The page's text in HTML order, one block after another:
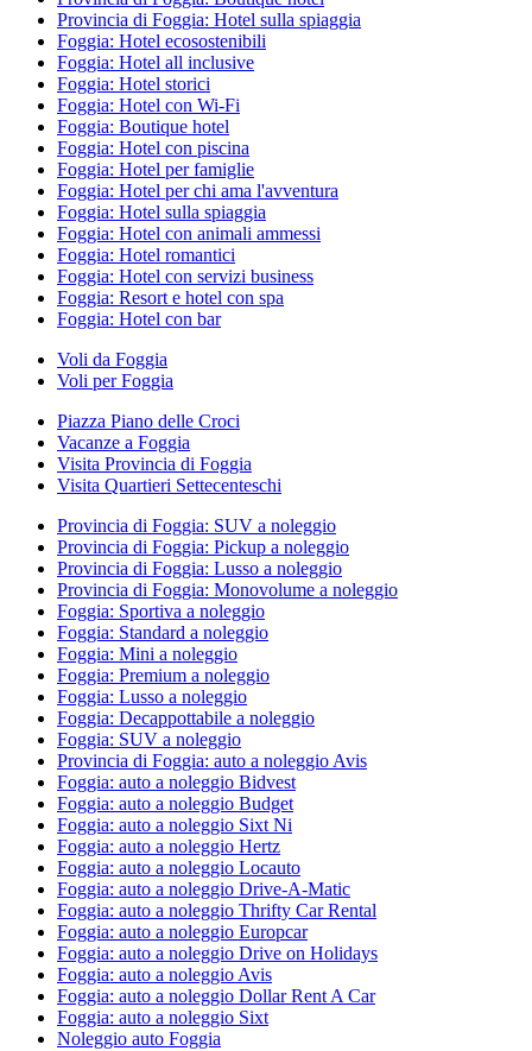
Provincia di Foggia: Hotel sulla spiaggia
Foggia: Hotel ecosostenibili
Foggia: Hotel all inclusive
Foggia: Hotel storici
Foggia: Hotel con Wi-Fi
Foggia: Boutique hotel
Foggia: Hotel con piscina
Foggia: Hotel per famiglie
Foggia: Hotel per chi ama l'avventura
Foggia: Hotel sulla spiaggia
Foggia: Hotel con animali ammessi
Foggia: Hotel romantici
Foggia: Hotel con servizi business
Foggia: Resort e hotel con spa
Foggia: Hotel con bar
Voli da Foggia
Voli per Foggia
Piazza Piano delle Croci
Vacanze a Foggia
Visita Provincia di Foggia
Visita Quartieri Settecenteschi
Provincia di Foggia: SUV a noleggio
Provincia di Foggia: Pickup a noleggio
Provincia di Foggia: Lusso a noleggio
Provincia di Foggia: Monovolume a noleggio
Foggia: Sportiva a noleggio
Foggia: Standard a noleggio
Foggia: Mini a noleggio
Foggia: Premium a noleggio
Foggia: Lusso a noleggio
Foggia: Decappottabile a noleggio
Foggia: SUV a noleggio
Provincia di Foggia: auto a noleggio Avis
Foggia: auto a noleggio Bidvest
Foggia: auto a noleggio Budget
Foggia: auto a noleggio Sixt Ni
Foggia: auto a noleggio Hertz
Foggia: auto a noleggio Locauto
Foggia: auto a noleggio Drive-A-Matic
Foggia: auto a noleggio Thrifty Car Rental
Foggia: auto a noleggio Europcar
Foggia: auto a noleggio Drive on Holidays
Foggia: auto a noleggio Avis
Foggia: auto a noleggio Dollar Rent A Car
Foggia: auto a noleggio Sixt
Noleggio auto Foggia